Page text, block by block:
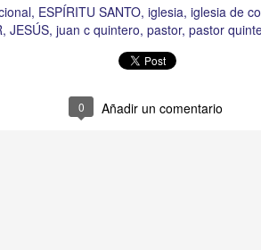
ESPÍRITU SANTO iglesia iglesia de
JESÚS juan c quintero pastor pastor
0 Añadir un comentario